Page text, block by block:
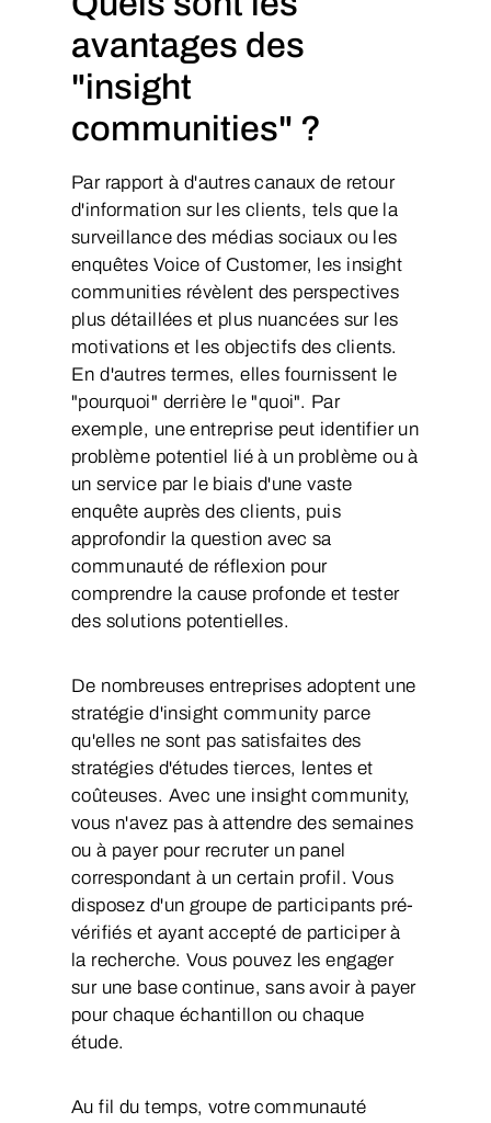
avantages des
"insight
communities" ?
Par rapport à d'autres canaux de retour
d'information sur les clients, tels que la
surveillance des médias sociaux ou les
enquêtes Voice of Customer, les insight
communities révèlent des perspectives
plus détaillées et plus nuancées sur les
motivations et les objectifs des clients.
En d'autres termes, elles fournissent le
"pourquoi" derrière le "quoi". Par
exemple, une entreprise peut identifier un
problème potentiel lié à un problème ou à
un service par le biais d'une vaste
enquête auprès des clients, puis
approfondir la question avec sa
communauté de réflexion pour
comprendre la cause profonde et tester
des solutions potentielles.
De nombreuses entreprises adoptent une
stratégie d'insight community parce
qu'elles ne sont pas satisfaites des
stratégies d'études tierces, lentes et
coûteuses. Avec une insight community,
vous n'avez pas à attendre des semaines
ou à payer pour recruter un panel
correspondant à un certain profil. Vous
disposez d'un groupe de participants pré-
vérifiés et ayant accepté de participer à
la recherche. Vous pouvez les engager
sur une base continue, sans avoir à payer
pour chaque échantillon ou chaque
étude.
Au fil du temps, votre communauté